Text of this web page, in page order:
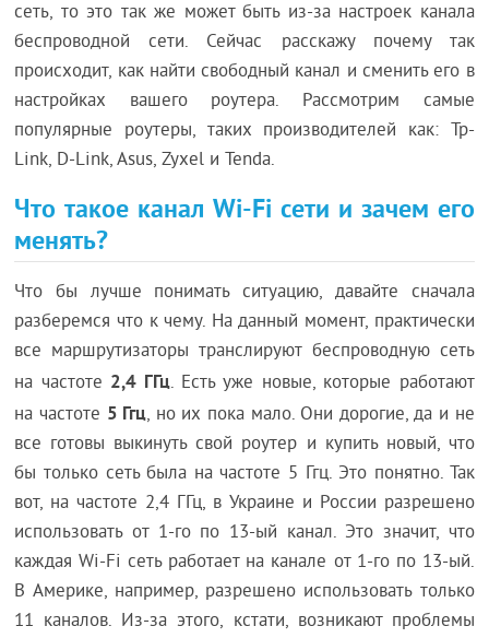
сеть, то это так же может быть из-за настроек канала
беспроводной сети. Сейчас расскажу почему так
происходит, как найти свободный канал и сменить его в
настройках вашего роутера. Рассмотрим самые
популярные роутеры, таких производителей как: Tp-
Link, D-Link, Asus, Zyxel и Tenda.
Что такое канал Wi-Fi сети и зачем его
менять?
Что бы лучше понимать ситуацию, давайте сначала
разберемся что к чему. На данный момент, практически
все маршрутизаторы транслируют беспроводную сеть
на частоте 2,4 ГГц. Есть уже новые, которые работают
на частоте 5 Ггц, но их пока мало. Они дорогие, да и не
все готовы выкинуть свой роутер и купить новый, что
бы только сеть была на частоте 5 Ггц. Это понятно. Так
вот, на частоте 2,4 ГГц, в Украине и России разрешено
использовать от 1-го по 13-ый канал. Это значит, что
каждая Wi-Fi сеть работает на канале от 1-го по 13-ый.
В Америке, например, разрешено использовать только
11 каналов. Из-за этого, кстати, возникают проблемы